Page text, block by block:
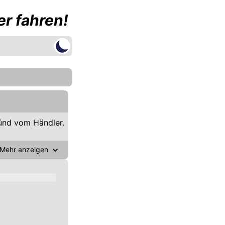
fahren!
vom Händler.
Mehr anzeigen